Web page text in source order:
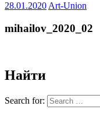
28.01.2020 Art-Union
mihailov_2020_02
Найти
Search for: